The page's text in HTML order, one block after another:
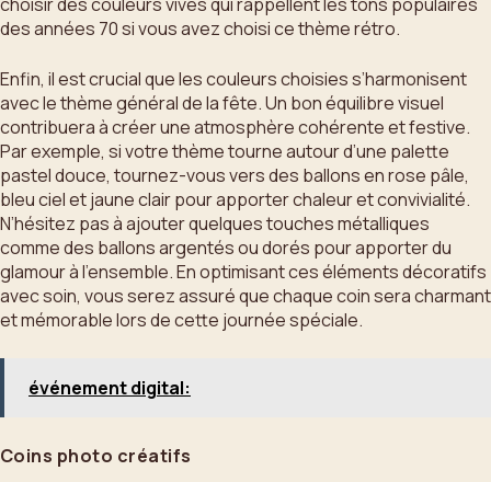
des années 70 si vous avez choisi ce thème rétro.
Enfin, il est crucial que les couleurs choisies s’harmonisent
avec le thème général de la fête. Un bon équilibre visuel
contribuera à créer une atmosphère cohérente et festive.
Par exemple, si votre thème tourne autour d’une palette
pastel douce, tournez-vous vers des ballons en rose pâle,
bleu ciel et jaune clair pour apporter chaleur et convivialité.
N’hésitez pas à ajouter quelques touches métalliques
comme des ballons argentés ou dorés pour apporter du
glamour à l’ensemble. En optimisant ces éléments décoratifs
avec soin, vous serez assuré que chaque coin sera charmant
et mémorable lors de cette journée spéciale.
événement digital:
Coins photo créatifs